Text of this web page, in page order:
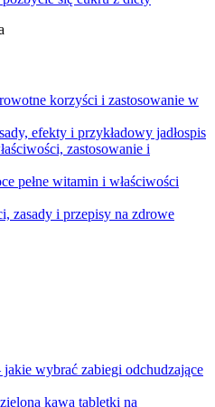
korzyści i zastosowanie w
efekty i przykładowy jadłospis
zastosowanie i
pełne witamin i właściwości
zasady i przepisy na zdrowe
wybrać zabiegi odchudzające
kawa tabletki na